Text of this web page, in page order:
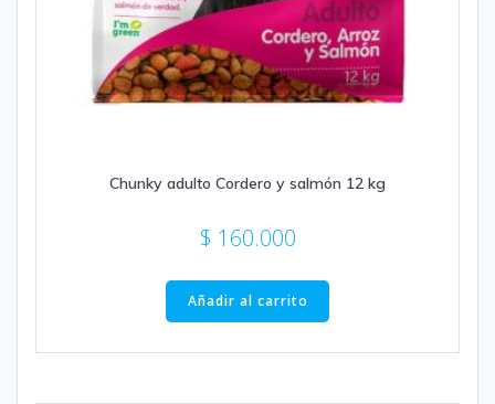
Chunky adulto Cordero y salmón 12 kg
$ 160.000
Añadir al carrito